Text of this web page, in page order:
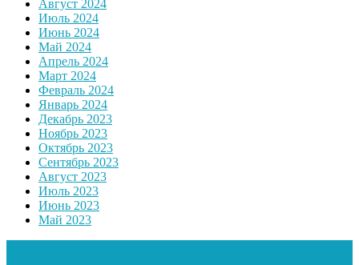
Август 2024
Июль 2024
Июнь 2024
Май 2024
Апрель 2024
Март 2024
Февраль 2024
Январь 2024
Декабрь 2023
Ноябрь 2023
Октябрь 2023
Сентябрь 2023
Август 2023
Июль 2023
Июнь 2023
Май 2023